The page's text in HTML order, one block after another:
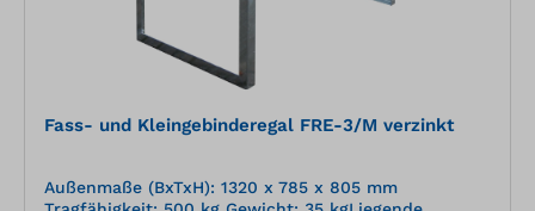
Fass- und Kleingebinderegal FRE-3/M verzinkt
Außenmaße (BxTxH): 1320 x 785 x 805 mm